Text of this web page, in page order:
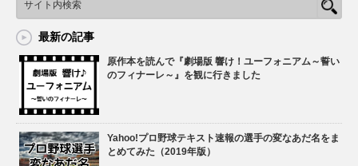
最新の記事
原作本を読んで『劇場版 響け！ユーフォニアム～誓い
のフィナーレ～』を観に行きました
Yahoo!プロ野球テキスト速報の選手の変なあだ名をま
とめてみた（2019年版）